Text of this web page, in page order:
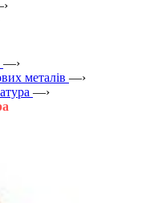
—›
металів —›
—›